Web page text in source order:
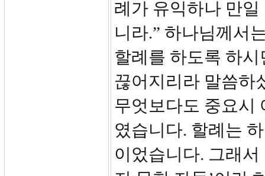
례가 유익하나 만
니라.” 하나님께서
할례를 하도록 하
끊어지리라 말씀하
무엇보다도 중요시
였습니다. 할례는
이었습니다. 그래